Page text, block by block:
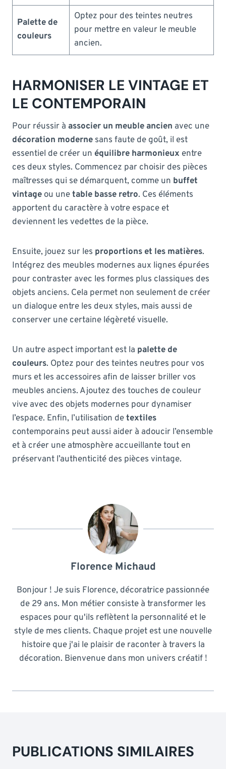
Palette de
couleurs
Optez pour des teintes neutres
pour mettre en valeur le meuble
ancien.
HARMONISER LE VINTAGE ET
LE CONTEMPORAIN
Pour réussir à associer un meuble ancien avec une
décoration moderne sans faute de goût, il est
essentiel de créer un équilibre harmonieux entre
ces deux styles. Commencez par choisir des pièces
maîtresses qui se démarquent, comme un buffet
vintage ou unetable basse retro. Ces éléments
apportent du caractère à votre espace et
deviennent les vedettes de la pièce.
Ensuite, jouez sur les proportions et les matières.
Intégrez des meubles modernes aux lignes épurées
pour contraster avec les formes plus classiques des
objets anciens. Cela permet non seulement de créer
un dialogue entre les deux styles, mais aussi de
conserver une certaine légèreté visuelle.
Un autre aspect important est la palette de
couleurs. Optez pour des teintes neutres pour vos
murs et les accessoires afin de laisser briller vos
meubles anciens. Ajoutez des touches de couleur
vive avec des objets modernes pour dynamiser
l’espace. Enfin, l’utilisation detextiles
contemporains peut aussi aider à adoucir l’ensemble
et à créer une atmosphère accueillante tout en
préservant l’authenticité des pièces vintage.
Florence Michaud
Bonjour ! Je suis Florence, décoratrice passionnée
de 29 ans. Mon métier consiste à transformer les
espaces pour qu'ils reflètent la personnalité et le
style de mes clients. Chaque projet est une nouvelle
histoire que j'ai le plaisir de raconter à travers la
décoration. Bienvenue dans mon univers créatif !
PUBLICATIONS SIMILAIRES